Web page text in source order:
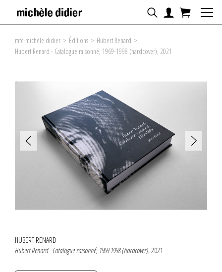
mfc-michèle didier > Éditions > Hubert Renard >
Hubert Renard - Catalogue raisonné, 1969-1998 (hardcover), 2021
HUBERT RENARD
Hubert Renard - Catalogue raisonné, 1969-1998 (hardcover), 2021